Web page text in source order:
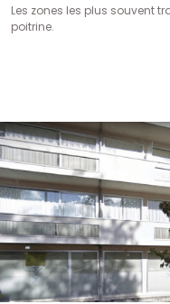
Les zones les plus souvent
poitrine.